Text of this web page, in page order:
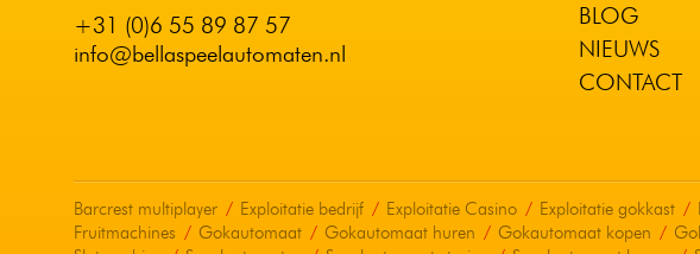
+31 (0)6 55 89 87 57
info@bellaspeelautomaten.nl
BLOG
NIEUWS
CONTACT
Barcrest multiplayer Exploitatie bedrijf Exploitatie Casino Exploitatie gokkast
Fruitmachines
Gokautomaat Gokautomaat huren Gokautomaat kopen